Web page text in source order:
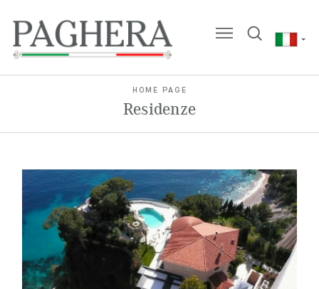
HOME PAGE
Residenze